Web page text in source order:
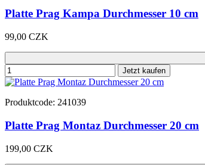
Platte Prag Kampa Durchmesser 10 cm
99,00 CZK
Jetzt kaufen
Produktcode: 241039
Platte Prag Montaz Durchmesser 20 cm
199,00 CZK